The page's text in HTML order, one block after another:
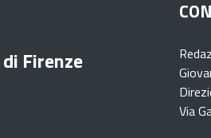
Firenze
Via